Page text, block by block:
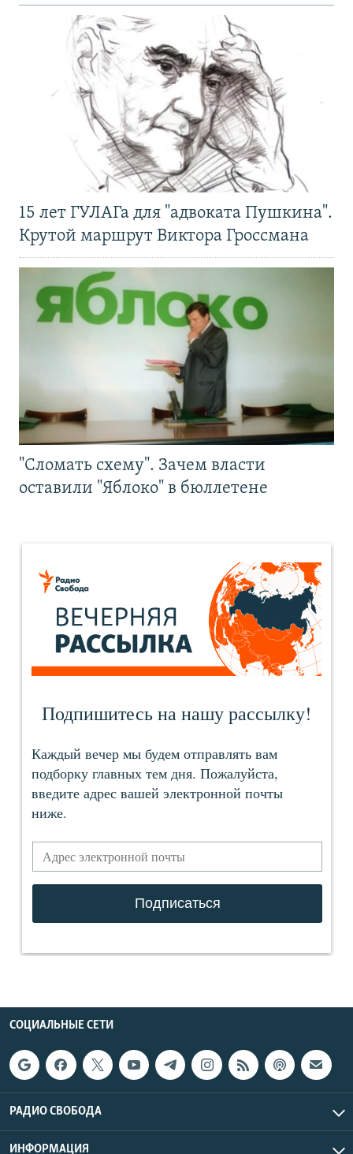
15 лет ГУЛАГа для "адвоката Пушкина".
Крутой маршрут Виктора Гроссмана
"Сломать схему". Зачем власти
оставили "Яблоко" в бюллетене
СОЦИАЛЬНЫЕ СЕТИ
РАДИО СВОБОДА
ИНФОРМАЦИЯ